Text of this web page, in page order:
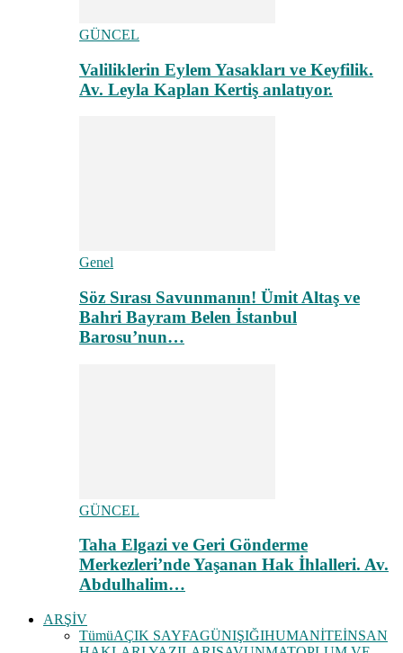
GÜNCEL
Valiliklerin Eylem Yasakları ve Keyfilik.
Av. Leyla Kaplan Kertiş anlatıyor.
Genel
Söz Sırası Savunmanın! Ümit Altaş ve
Bahri Bayram Belen İstanbul
Barosu’nun…
GÜNCEL
Taha Elgazi ve Geri Gönderme
Merkezleri’nde Yaşanan Hak İhlalleri. Av.
Abdulhalim…
ARŞİV
TümüAÇIK SAYFAGÜNIŞIĞIHUMANİTEİNSAN